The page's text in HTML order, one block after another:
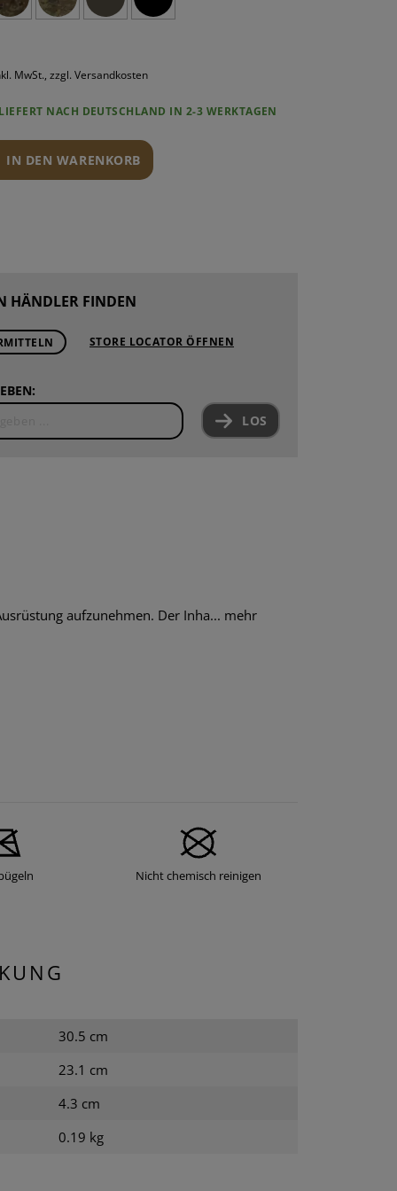
WARTUNG
MwSt., zzgl. Versandkosten
NACH DEUTSCHLAND IN 2-3 WERKTAGEN
IN DEN WARENKORB
HÄNDLER FINDEN
STORE LOCATOR ÖFFNEN
LOS
aufzunehmen. Der Inha... mehr
Nicht chemisch reinigen
30.5 cm
23.1 cm
4.3 cm
0.19 kg